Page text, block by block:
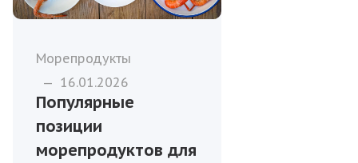
Морепродукты
— 16.01.2026
Популярные
позиции
морепродуктов для